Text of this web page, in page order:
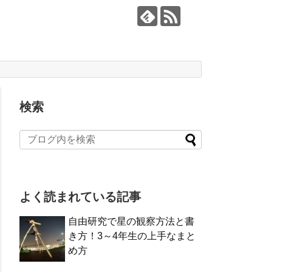
検索
よく読まれている記事
自由研究で星の観察方法と書
き方！3～4年生の上手なまと
め方